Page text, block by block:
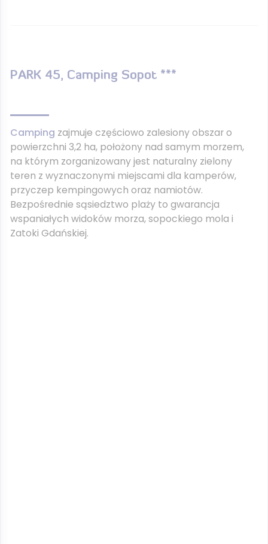
PARK 45, Camping Sopot ***
Camping zajmuje częściowo zalesiony obszar o
powierzchni 3,2 ha, położony nad samym morzem,
na którym zorganizowany jest naturalny zielony
teren z wyznaczonymi miejscami dla kamperów,
przyczep kempingowych oraz namiotów.
Bezpośrednie sąsiedztwo plaży to gwarancja
wspaniałych widoków morza, sopockiego mola i
Zatoki Gdańskiej.